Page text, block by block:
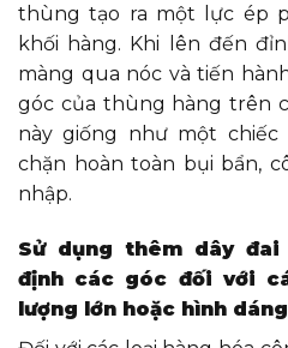
thùng tạo ra một lực ép
khối hàng. Khi lên đến
màng qua nóc và tiến
góc của thùng hàng trên
này giống như một
chặn hoàn toàn bụi bẩn,
nhập.
Sử dụng thêm dây đai
định các góc đối với
lượng lớn hoặc hình